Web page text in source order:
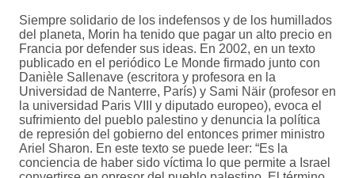
Siempre solidario de los indefensos y de los humillados
del planeta, Morin ha tenido que pagar un alto precio en
Francia por defender sus ideas. En 2002, en un texto
publicado en el periódico Le Monde firmado junto con
Danièle Sallenave (escritora y profesora en la
Universidad de Nanterre, París) y Sami Näir (profesor en
la universidad Paris VIII y diputado europeo), evoca el
sufrimiento del pueblo palestino y denuncia la política
de represión del gobierno del entonces primer ministro
Ariel Sharon. En este texto se puede leer: “Es la
conciencia de haber sido víctima lo que permite a Israel